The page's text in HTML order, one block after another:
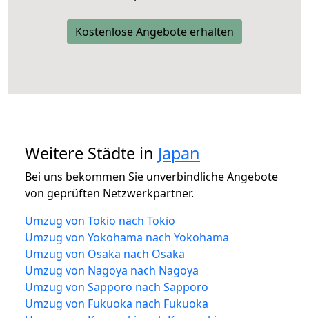
Kostenlose Angebote erhalten
Weitere Städte in Japan
Bei uns bekommen Sie unverbindliche Angebote
von geprüften Netzwerkpartner.
Umzug von Tokio nach Tokio
Umzug von Yokohama nach Yokohama
Umzug von Osaka nach Osaka
Umzug von Nagoya nach Nagoya
Umzug von Sapporo nach Sapporo
Umzug von Fukuoka nach Fukuoka